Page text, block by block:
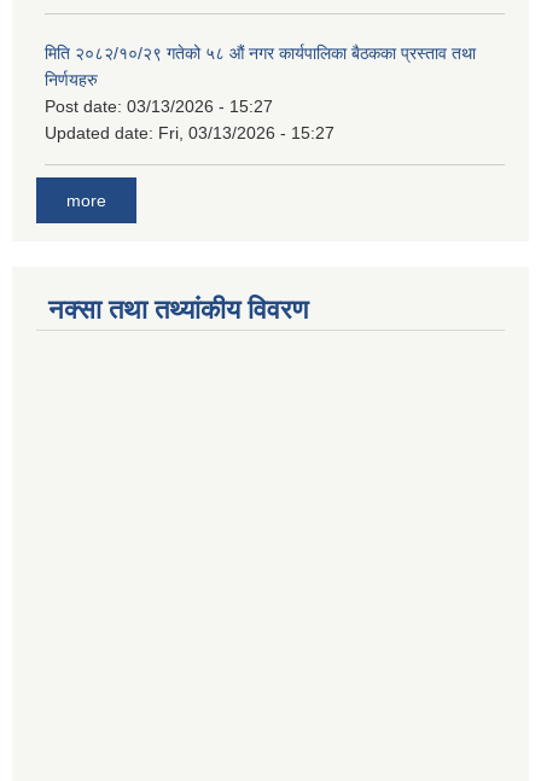
मिति २०८२/१०/२९ गतेको ५८ औं नगर कार्यपालिका बैठकका प्रस्ताव तथा
निर्णयहरु
Post date: 03/13/2026 - 15:27
Updated date: Fri, 03/13/2026 - 15:27
more
नक्सा तथा तथ्यांकीय विवरण